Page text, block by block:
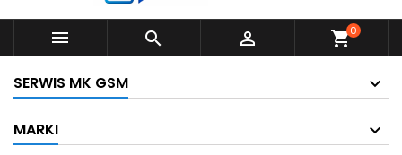
   shopping_cart0
SERWIS MK GSM
MARKI